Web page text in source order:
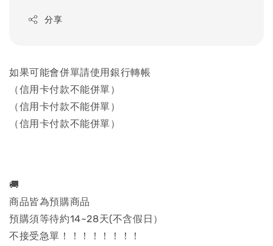
分享
如果可能會併單請使用銀行轉帳
（信用卡付款不能併單）
（信用卡付款不能併單）
（信用卡付款不能併單）
🚚
商品皆為預購商品
預購須等待約14~28天(不含假日）
不接受急單！！！！！！！！